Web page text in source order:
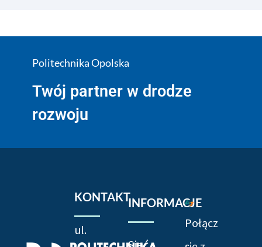
Politechnika Opolska
Twój partner w drodze
rozwoju
KONTAKT
ul.
INFORMACJE
Połącz